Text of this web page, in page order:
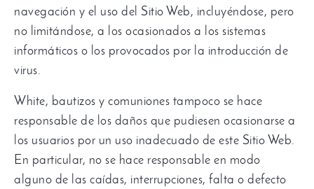
navegación y el uso del Sitio Web, incluyéndose, pero
no limitándose, a los ocasionados a los sistemas
informáticos o los provocados por la introducción de
virus.
White, bautizos y comuniones tampoco se hace
responsable de los daños que pudiesen ocasionarse a
los usuarios por un uso inadecuado de este Sitio Web.
En particular, no se hace responsable en modo
alguno de las caídas, interrupciones, falta o defecto